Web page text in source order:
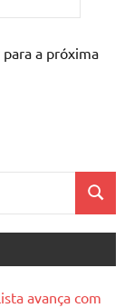
a próxima
avança com